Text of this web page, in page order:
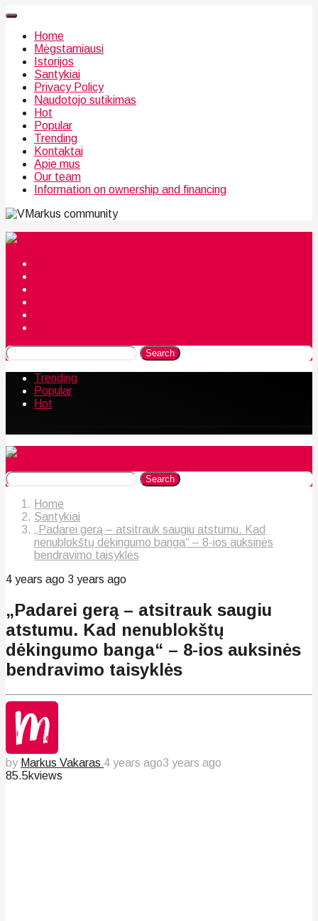
Home
Mėgstamiausi
Istorijos
Santykiai
Privacy Policy
Naudotojo sutikimas
Hot
Popular
Trending
Kontaktai
Apie mus
Our team
Information on ownership and financing
community
Search
Trending
Popular
Hot
Search
Home
Santykiai
„Padarei gerą – atsitrauk saugiu atstumu. Kad
nenublokštų dėkingumo banga“ – 8-ios auksinės
bendravimo taisyklės
4 years ago 3 years ago
„Padarei gerą – atsitrauk saugiu
atstumu. Kad nenublokštų
dėkingumo banga“ – 8-ios auksinės
bendravimo taisyklės
by Markus Vakaras 4 years ago3 years ago
85.5kviews